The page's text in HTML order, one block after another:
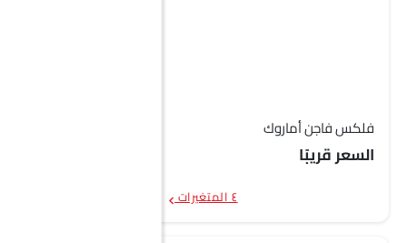
فلكس فاجن أماروك
السعر قريبًا
٤ المتغيرات